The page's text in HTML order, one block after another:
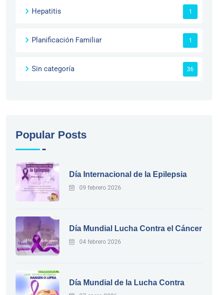
Hepatitis 1
Planificación Familiar 1
Sin categoría 36
Popular Posts
Día Internacional de la Epilepsia
09 febrero 2026
Día Mundial Lucha Contra el Cáncer
04 febrero 2026
Día Mundial de la Lucha Contra